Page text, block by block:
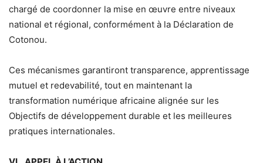
chargé de coordonner la mise en œuvre entre niveaux
national et régional, conformément à la Déclaration de
Cotonou.
Ces mécanismes garantiront transparence, apprentissage
mutuel et redevabilité, tout en maintenant la
transformation numérique africaine alignée sur les
Objectifs de développement durable et les meilleures
pratiques internationales.